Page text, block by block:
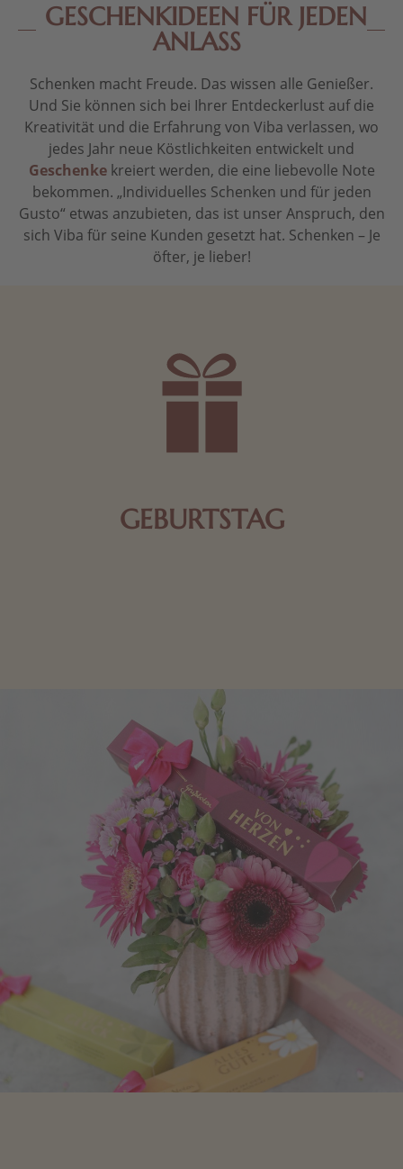
GESCHENKIDEEN FÜR JEDEN
ANLASS
Schenken macht Freude. Das wissen alle Genießer.
Und Sie können sich bei Ihrer Entdeckerlust auf die
Kreativität und die Erfahrung von Viba verlassen, wo
jedes Jahr neue Köstlichkeiten entwickelt und
Geschenkekreiert werden, die eine liebevolle Note
bekommen. „Individuelles Schenken und für jeden
Gusto“ etwas anzubieten, das ist unser Anspruch, den
sich Viba für seine Kunden gesetzt hat. Schenken – Je
öfter, je lieber!
GEBURTSTAG